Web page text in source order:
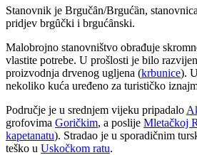
Stanovnik je Brgučȃn/Brgućȁn,
pridjev brgȗčki i brgućȃnski.
Malobrojno stanovništvo obrađuje
vlastite potrebe. U prošlosti je bilo
proizvodnja drvenog ugljena (krbunice).
nekoliko kuća uređeno za turističko
Područje je u srednjem vijeku pripadalo
grofovima Goričkim, a poslije Mletačkoj
kapetanatu). Stradao je u sporadičnim
teško u Uskočkom ratu.